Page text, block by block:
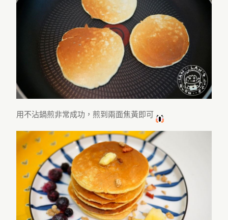
用不沾鍋煎非常成功，煎到兩面焦黃即可